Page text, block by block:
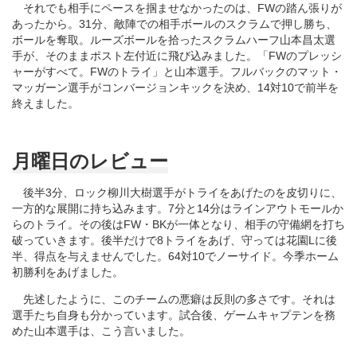
それでも相手にペースを掴ませなかったのは、FWの踏ん張りが
あったから。31分、敵陣での相手ボールのスクラムで押し勝ち、
ボールを奪取。ルーズボールを拾ったスクラムハーフ山本昌太選
手が、そのままポスト左付近に飛び込みました。「FWのプレッシ
ャーがすべて。FWのトライ」と山本選手。フルバックのマット・
マッガーン選手がコンバージョンキックを決め、14対10で前半を
終えました。
月曜日のレビュー
後半3分、ロック柳川大樹選手がトライをあげたのを皮切りに、
一方的な展開に持ち込みます。7分と14分はラインアウトモールか
らのトライ。その後はFW・BKが一体となり、相手の守備網を打ち
破っていきます。後半だけで8トライをあげ、守っては花園Lに後
半、得点を与えませんでした。64対10でノーサイド。今季ホーム
初勝利をあげました。
先述したように、このチームの悪癖は反則の多さです。それは
選手たち自身も分かっています。試合後、ゲームキャプテンを務
めた山本選手は、こう言いました。